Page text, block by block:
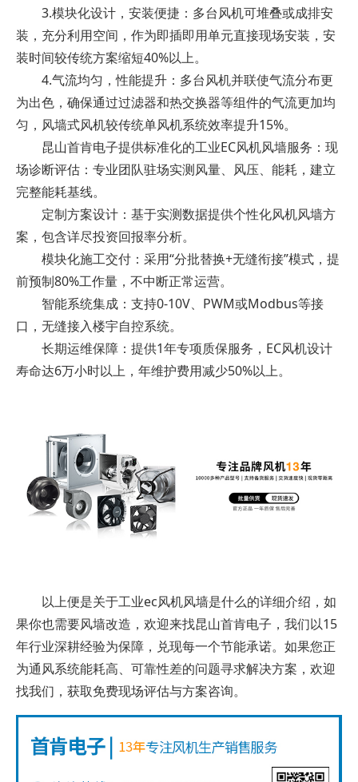
3.模块化设计，安装便捷：多台风机可堆叠或成排安
装，充分利用空间，作为即插即用单元直接现场安装，安
装时间较传统方案缩短40%以上。
4.气流均匀，性能提升：多台风机并联使气流分布更
为出色，确保通过过滤器和热交换器等组件的气流更加均
匀，风墙式风机较传统单风机系统效率提升15%。
昆山首肯电子提供标准化的工业EC风机风墙服务：现
场诊断评估：专业团队驻场实测风量、风压、能耗，建立
完整能耗基线。
定制方案设计：基于实测数据提供个性化风机风墙方
案，包含详尽投资回报率分析。
模块化施工交付：采用“分批替换+无缝衔接”模式，提
前预制80%工作量，不中断正常运营。
智能系统集成：支持0-10V、PWM或Modbus等接
口，无缝接入楼宇自控系统。
长期运维保障：提供1年专项质保服务，EC风机设计
寿命达6万小时以上，年维护费用减少50%以上。
以上便是关于工业ec风机风墙是什么的详细介绍，如
果你也需要风墙改造，欢迎来找昆山首肯电子，我们以15
年行业深耕经验为保障，兑现每一个节能承诺。如果您正
为通风系统能耗高、可靠性差的问题寻求解决方案，欢迎
找我们，获取免费现场评估与方案咨询。